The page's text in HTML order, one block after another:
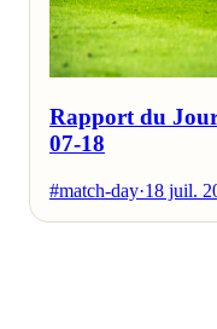
Rapport du
07-18
#match-day·18 juil.